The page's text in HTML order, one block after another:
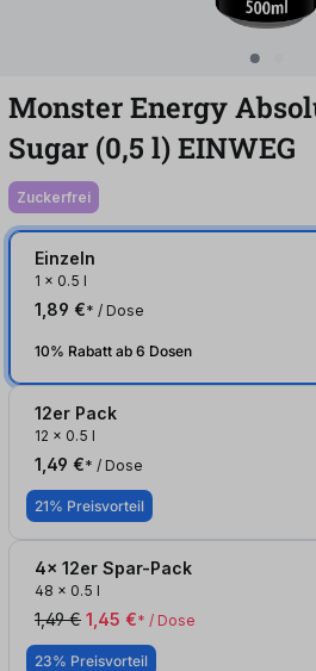
Monster Energy
Sugar (0,5 l)EINWEG
zuckerfrei
Einzeln
1 x 0.5 l
1,89 €* / Dose
10% Rabatt ab 6 Dosen
12er Pack
12 x 0.5 l
1,49 €* / Dose
21% Preisvorteil
4x 12er Spar-Pack
48 x 0.5 l
1,49 € 1,45 €* / Dose
23% Preisvorteil